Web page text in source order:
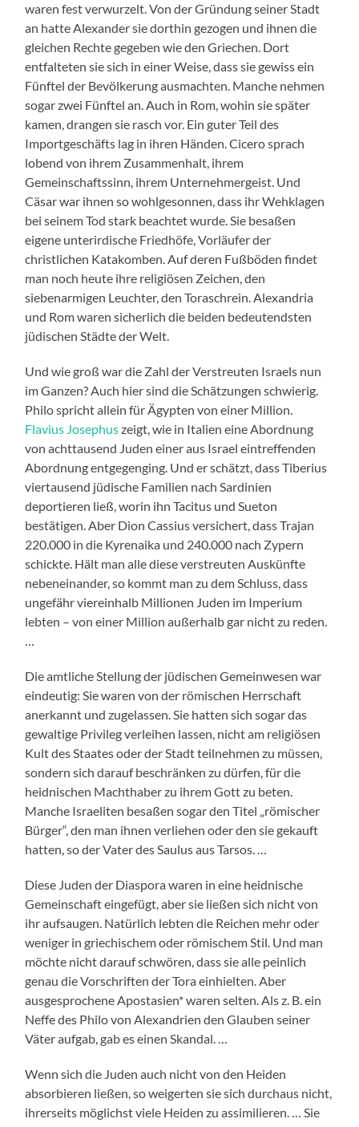
waren fest verwurzelt. Von der Gründung seiner Stadt
an hatte Alexander sie dorthin gezogen und ihnen die
gleichen Rechte gegeben wie den Griechen. Dort
entfalteten sie sich in einer Weise, dass sie gewiss ein
Fünftel der Bevölkerung ausmachten. Manche nehmen
sogar zwei Fünftel an. Auch in Rom, wohin sie später
kamen, drangen sie rasch vor. Ein guter Teil des
Importgeschäfts lag in ihren Händen. Cicero sprach
lobend von ihrem Zusammenhalt, ihrem
Gemeinschaftssinn, ihrem Unternehmergeist. Und
Cäsar war ihnen so wohlgesonnen, dass ihr Wehklagen
bei seinem Tod stark beachtet wurde. Sie besaßen
eigene unterirdische Friedhöfe, Vorläufer der
christlichen Katakomben. Auf deren Fußböden findet
man noch heute ihre religiösen Zeichen, den
siebenarmigen Leuchter, den Toraschrein. Alexandria
und Rom waren sicherlich die beiden bedeutendsten
jüdischen Städte der Welt.
Und wie groß war die Zahl der Verstreuten Israels nun
im Ganzen? Auch hier sind die Schätzungen schwierig.
Philo spricht allein für Ägypten von einer Million.
Flavius Josephuszeigt, wie in Italien eine Abordnung
von achttausend Juden einer aus Israel eintreffenden
Abordnung entgegenging. Und er schätzt, dass Tiberius
viertausend jüdische Familien nach Sardinien
deportieren ließ, worin ihn Tacitus und Sueton
bestätigen. Aber Dion Cassius versichert, dass Trajan
220.000 in die Kyrenaika und 240.000 nach Zypern
schickte. Hält man alle diese verstreuten Auskünfte
nebeneinander, so kommt man zu dem Schluss, dass
ungefähr viereinhalb Millionen Juden im Imperium
lebten – von einer Million außerhalb gar nicht zu reden.
…
Die amtliche Stellung der jüdischen Gemeinwesen war
eindeutig: Sie waren von der römischen Herrschaft
anerkannt und zugelassen. Sie hatten sich sogar das
gewaltige Privileg verleihen lassen, nicht am religiösen
Kult des Staates oder der Stadt teilnehmen zu müssen,
sondern sich darauf beschränken zu dürfen, für die
heidnischen Machthaber zu ihrem Gott zu beten.
Manche Israeliten besaßen sogar den Titel „römischer
Bürger“, den man ihnen verliehen oder den sie gekauft
hatten, so der Vater des Saulus aus Tarsos. …
Diese Juden der Diaspora waren in eine heidnische
Gemeinschaft eingefügt, aber sie ließen sich nicht von
ihr aufsaugen. Natürlich lebten die Reichen mehr oder
weniger in griechischem oder römischem Stil. Und man
möchte nicht darauf schwören, dass sie alle peinlich
genau die Vorschriften der Tora einhielten. Aber
ausgesprochene Apostasien* waren selten. Als z. B. ein
Neffe des Philo von Alexandrien den Glauben seiner
Väter aufgab, gab es einen Skandal. …
Wenn sich die Juden auch nicht von den Heiden
absorbieren ließen, so weigerten sie sich durchaus nicht,
ihrerseits möglichst viele Heiden zu assimilieren. … Sie